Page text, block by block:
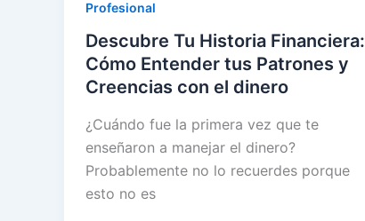
Profesional
Descubre Tu Historia Financiera:
Cómo Entender tus Patrones y
Creencias con el dinero
¿Cuándo fue la primera vez que te
enseñaron a manejar el dinero?
Probablemente no lo recuerdes porque
esto no es